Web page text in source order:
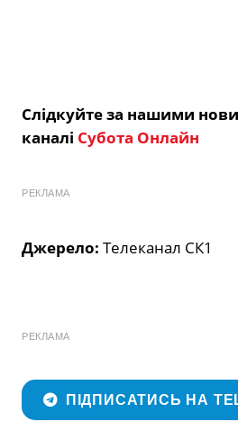
Слідкуйте за нашими
каналі Субота Онлайн
РЕКЛАМА
Джерело: Телеканал СК1
РЕКЛАМА
ПІДПИСАТИСЬ НА